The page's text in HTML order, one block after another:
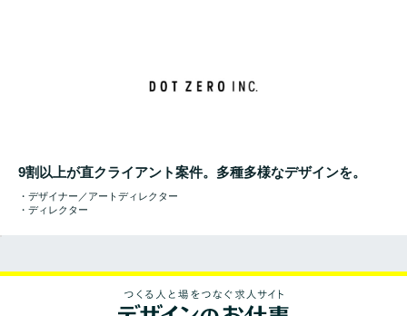
9割以上が直クライアント案件。多種多様なデザインを。
・デザイナー／アートディレクター
・ディレクター